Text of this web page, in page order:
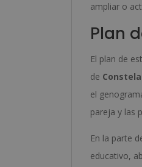
ampliar o
Plan
El plan de
de
el
pareja y las
En la parte
educativo,